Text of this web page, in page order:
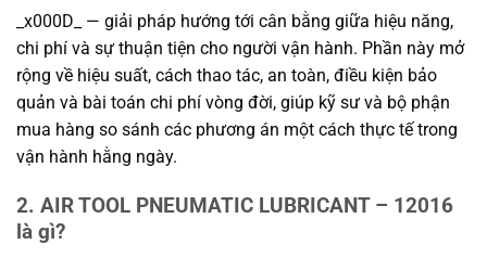
_x000D_ — giải pháp hướng tới cân bằng giữa hiệu năng,
chi phí và sự thuận tiện cho người vận hành. Phần này mở
rộng về hiệu suất, cách thao tác, an toàn, điều kiện bảo
quản và bài toán chi phí vòng đời, giúp kỹ sư và bộ phận
mua hàng so sánh các phương án một cách thực tế trong
vận hành hằng ngày.
2. AIR TOOL PNEUMATIC LUBRICANT – 12016
là gì?